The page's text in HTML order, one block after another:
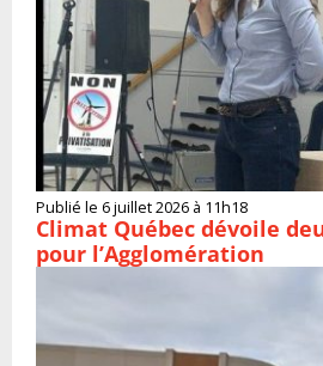
Publié le 6 juillet 2026 à 11h18
Climat Québec dévoile
pour l’Agglomération